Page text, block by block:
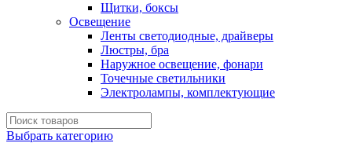
Щитки, боксы
Освещение
Ленты светодиодные, драйверы
Люстры, бра
Наружное освещение, фонари
Точечные светильники
Электролампы, комплектующие
Выбрать категорию